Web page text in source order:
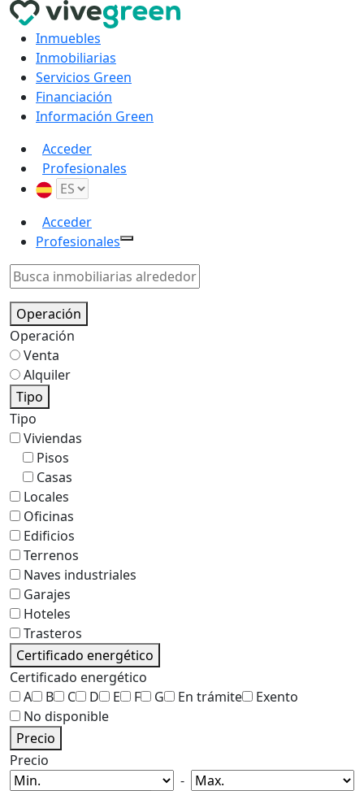
Inmuebles
Inmobiliarias
Servicios Green
Financiación
Información Green
Acceder
Profesionales
Acceder
Profesionales
Operación
Operación
Venta
Alquiler
Tipo
Tipo
Viviendas
Pisos
Casas
Locales
Oficinas
Edificios
Terrenos
Naves industriales
Garajes
Hoteles
Trasteros
Certificado energético
Certificado energético
A
B C D E F G En trámite
Exento
No disponible
Precio
Precio
-